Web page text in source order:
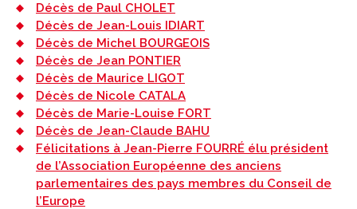
Décès de Paul CHOLET
Décès de Jean-Louis IDIART
Décès de Michel BOURGEOIS
Décès de Jean PONTIER
Décès de Maurice LIGOT
Décès de Nicole CATALA
Décès de Marie-Louise FORT
Décès de Jean-Claude BAHU
Félicitations à Jean-Pierre FOURRÉ élu président
de l’Association Européenne des anciens
parlementaires des pays membres du Conseil de
l’Europe